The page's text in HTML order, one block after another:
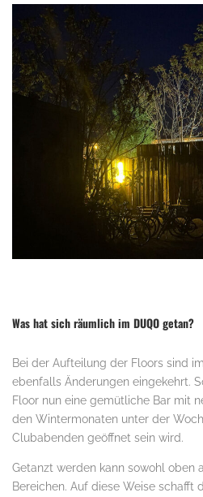
Was hat sich räumlich im DUQO getan?
Bei der Aufteilung der Floors sind
ebenfalls Änderungen eingekehrt.
Floor nun eine gemütliche Bar mit
den Wintermonaten unter der
Clubabenden geöffnet sein wird.
Getanzt werden kann sowohl oben
Bereichen. Auf diese Weise schafft